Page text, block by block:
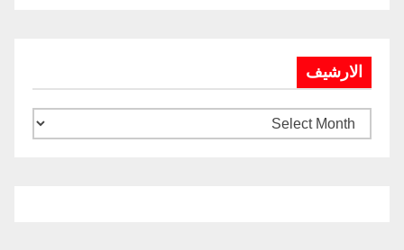
الارشيف